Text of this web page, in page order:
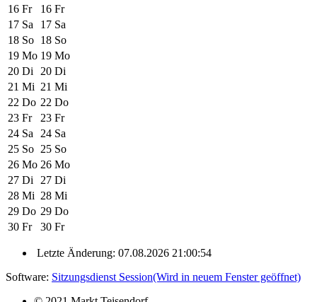
16 Fr 16 Fr
17 Sa 17 Sa
18 So 18 So
19 Mo 19 Mo
20 Di 20 Di
21 Mi 21 Mi
22 Do 22 Do
23 Fr 23 Fr
24 Sa 24 Sa
25 So 25 So
26 Mo 26 Mo
27 Di 27 Di
28 Mi 28 Mi
29 Do 29 Do
30 Fr 30 Fr
Letzte Änderung: 07.08.2026 21:00:54
Software: Sitzungsdienst Session(Wird in neuem Fenster geöffnet)